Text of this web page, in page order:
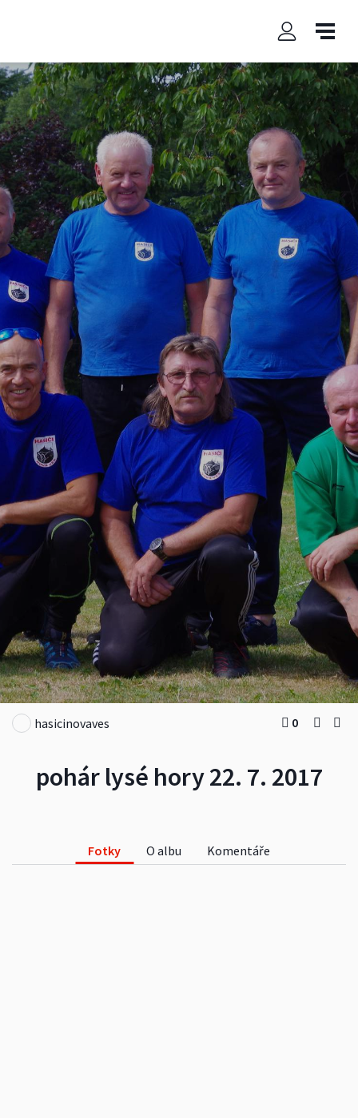
pohár lysé hory 22. 7. 2017
hasicinovaves 0
Fotky O albu Komentáře